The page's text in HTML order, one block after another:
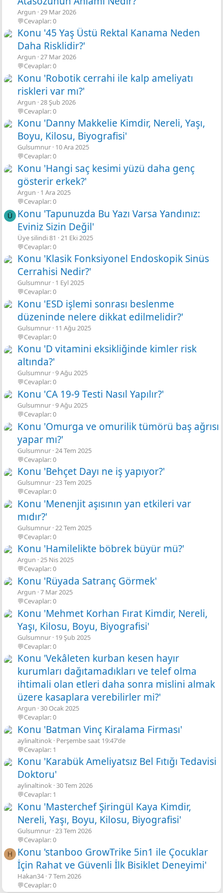
Argun 29 Mar 2026
💬Cevaplar: 0
Konu '45 Yaş Üstü Rektal Kanama Neden
Daha Risklidir?'
Argun 27 Mar 2026
💬Cevaplar: 0
Konu 'Robotik cerrahi ile kalp ameliyatı
riskleri var mı?'
Argun 28 Şub 2026
💬Cevaplar: 0
Konu 'Danny Makkelie Kimdir, Nereli, Yaşı,
Boyu, Kilosu, Biyografisi'
Gulsumnur 10 Ara 2025
💬Cevaplar: 0
Konu 'Hangi saç kesimi yüzü daha genç
gösterir erkek?'
Argun
1 Ara 2025
💬Cevaplar: 0
Ü
Konu 'Tapunuzda Bu Yazı Varsa Yandınız:
Eviniz Sizin Değil'
Üye silindi 81
21 Eki 2025
💬Cevaplar: 0
Konu 'Klasik Fonksiyonel Endoskopik Sinüs
Cerrahisi Nedir?'
Gulsumnur 1 Eyl 2025
💬Cevaplar: 0
Konu 'ESD işlemi sonrası beslenme
düzeninde nelere dikkat edilmelidir?'
Gulsumnur 11 Ağu 2025
💬Cevaplar: 0
Konu 'D vitamini eksikliğinde kimler risk
altında?'
Gulsumnur 9 Ağu 2025
💬Cevaplar: 0
Konu 'CA 19-9 Testi Nasıl Yapılır?'
Gulsumnur 9 Ağu 2025
💬Cevaplar: 0
Konu 'Omurga ve omurilik tümörü baş ağrısı
yapar mı?'
Gulsumnur 24 Tem 2025
💬Cevaplar: 0
Konu 'Behçet Dayı ne iş yapıyor?'
Gulsumnur 23 Tem 2025
💬Cevaplar: 0
Konu 'Menenjit aşısının yan etkileri var
mıdır?'
Gulsumnur 22 Tem 2025
💬Cevaplar: 0
Konu 'Hamilelikte böbrek büyür mü?'
Argun 25 Nis 2025
💬Cevaplar: 0
Konu 'Rüyada Satranç Görmek'
Argun 7 Mar 2025
💬Cevaplar: 0
Konu 'Mehmet Korhan Fırat Kimdir, Nereli,
Yaşı, Kilosu, Boyu, Biyografisi'
Gulsumnur 19 Şub 2025
💬Cevaplar: 0
Konu 'Vekâleten kurban kesen hayır
kurumları dağıtamadıkları ve telef olma
ihtimali olan etleri daha sonra mislini almak
üzere kasaplara verebilirler mi?'
Argun 30 Ocak 2025
💬Cevaplar: 0
Konu 'Batman Vinç Kiralama Firması'
aylinaltinok Perşembe saat 19:47'de
💬Cevaplar: 1
Konu 'Karabük Ameliyatsız Bel Fıtığı Tedavisi
Doktoru'
aylinaltinok 30 Tem 2026
💬Cevaplar: 1
Konu 'Masterchef Şiringül Kaya Kimdir,
Nereli, Yaşı, Boyu, Kilosu, Biyografisi'
Gulsumnur 23 Tem 2026
💬Cevaplar: 0
H
Konu 'stanboo GrowTrike 5in1 ile Çocuklar
İçin Rahat ve Güvenli İlk Bisiklet Deneyimi'
Hakan34 7 Tem 2026
💬Cevaplar: 0